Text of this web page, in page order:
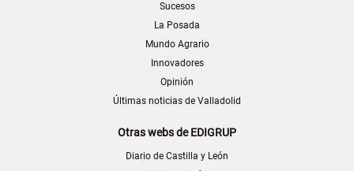
Sucesos
La Posada
Mundo Agrario
Innovadores
Opinión
Últimas noticias de Valladolid
Otras webs de EDIGRUP
Diario de Castilla y León